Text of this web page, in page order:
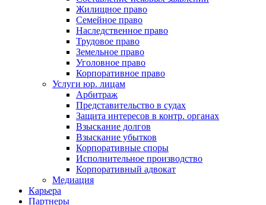
Жилищное право
Семейное право
Наследственное право
Трудовое право
Земельное право
Уголовное право
Корпоративное право
Услуги юр. лицам
Арбитраж
Представительство в судах
Защита интересов в контр. органах
Взыскание долгов
Взыскание убытков
Корпоративные споры
Исполнительное производство
Корпоративный адвокат
Медиация
Карьера
Партнеры